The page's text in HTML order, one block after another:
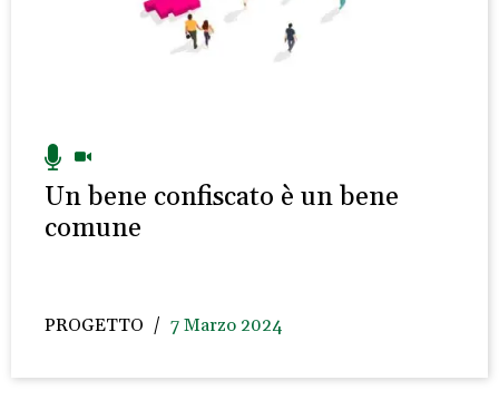
Un bene confiscato è un bene
comune
PROGETTO 7 Marzo 2024